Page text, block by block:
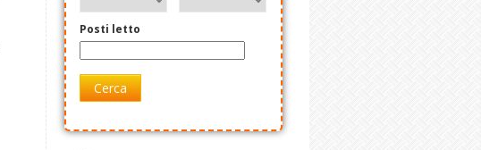
Posti letto
Cerca